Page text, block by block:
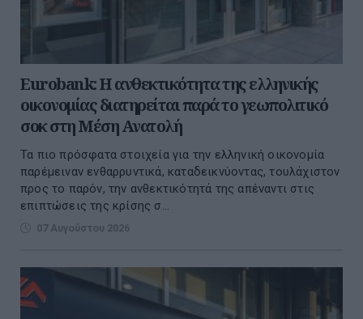
Eurobank: Η ανθεκτικότητα της ελληνικής
οικονομίας διατηρείται παρά το γεωπολιτικό
σοκ στη Μέση Ανατολή
Τα πιο πρόσφατα στοιχεία για την ελληνική οικονομία
παρέμειναν ενθαρρυντικά, καταδεικνύοντας, τουλάχιστον
προς το παρόν, την ανθεκτικότητά της απέναντι στις
επιπτώσεις της κρίσης σ...
07 Αυγούστου 2026